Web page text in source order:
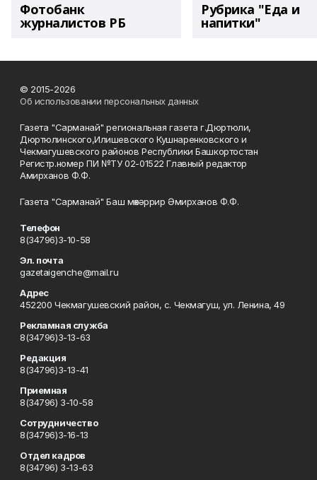
Фотобанк
журналистов РБ
Рубрика "Еда и
напитки"
© 2015-2026
Об использовании персональных данных
Газета "Сарманай" региональная газета г.Дюртюли,
Дюртюлинского,Илишевского Кушнаренковского и
Чекмагушевского районов Республики Башкортостан
Регистр.номер ПИ №ТУ 02-01522 Главный редактор
Амирханов Ф.Ф.
Газета "Сарманай" Баш мөхәррир Әмирханов Ф.Ф.
Телефон
8(34796)3-10-58
Эл. почта
gazetaigenche@mail.ru
Адрес
452200 Чекмагушевский район, с. Чекмагуш, ул. Ленина, 49
Рекламная служба
8(34796)3-13-63
Редакция
8(34796)3-13-41
Приемная
8(34796) 3-10-58
Сотрудничество
8(34796)3-16-13
Отдел кадров
8(34796) 3-13-63